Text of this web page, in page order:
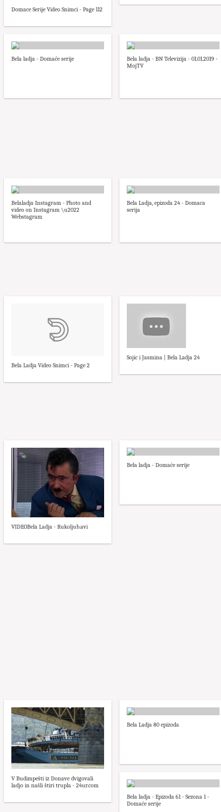
Domace Serije Video Snimci - Page 112
Bela ladja - Domaće serije
Bela ladja - BN Televizija - 01.01.2019 -
MojTV
Belaladja Instagram - Photo and
video on Instagram \u2022
Webstagram
Bela Ladja, epizoda 24 - Domaca
serija
Bela Ladja Video Snimci - Page 2
Sojic i Jasmina | Bela Ladja 24
VIDEOBela Ladja - Rukoljub.avi
Bela ladja - Domaće serije
V Budimpešti iz Donave dvigovali
ladjo in našli štiri trupla - 24ur.com
Bela Ladja 80 epizoda
Bela ladja - Epizoda 61 - Sezona 1 -
Domaće serije